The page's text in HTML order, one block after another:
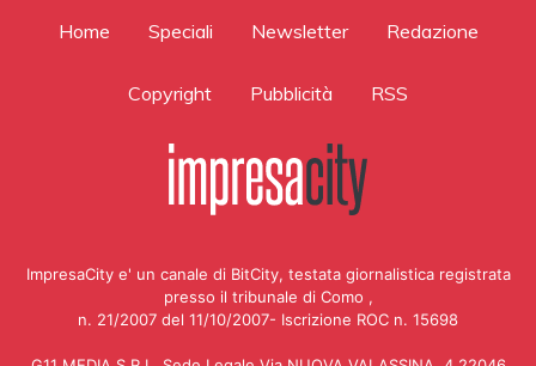
Home Speciali Newsletter Redazione
Copyright Pubblicità RSS
ImpresaCity e' un canale di BitCity, testata giornalistica registrata
presso il tribunale di Como ,
n. 21/2007 del 11/10/2007- Iscrizione ROC n. 15698